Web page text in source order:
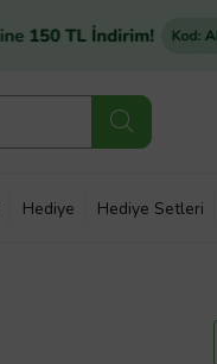
Hediye Hediye Setleri